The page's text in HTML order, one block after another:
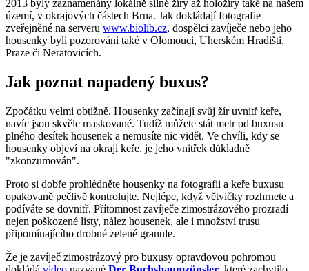
2013 byly zaznamenány lokálně silné žíry až holožíry také na našem
území, v okrajových částech Brna. Jak dokládají fotografie
zveřejněné na serveru www.biolib.cz, dospělci zavíječe nebo jeho
housenky byli pozorováni také v Olomouci, Uherském Hradišti,
Praze či Neratovicích.
Jak poznat napadený buxus?
Zpočátku velmi obtížně. Housenky začínají svůj žír uvnitř keře,
navíc jsou skvěle maskované. Tudíž můžete stát metr od buxusu
plného desítek housenek a nemusíte nic vidět. Ve chvíli, kdy se
housenky objeví na okraji keře, je jeho vnitřek důkladně
"zkonzumován".
Proto si dobře prohlédněte housenky na fotografii a keře buxusu
opakovaně pečlivě kontrolujte. Nejlépe, když větvičky rozhrnete a
podíváte se dovnitř. Přítomnost zavíječe zimostrázového prozradí
nejen poškozené listy, nález housenek, ale i množství trusu
připomínajícího drobné zelené granule.
Že je zavíječ zimostrázový pro buxusy opravdovou pohromou